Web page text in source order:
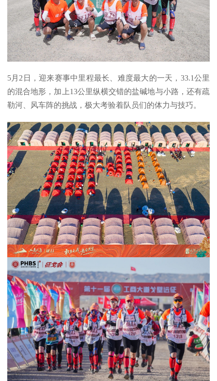
5月2日，迎来赛事中里程最长、难度最大的一天，33.1公里
的混合地形，加上13公里纵横交错的盐碱地与小路，还有疏
勒河、风车阵的挑战，极大考验着队员们的体力与技巧。